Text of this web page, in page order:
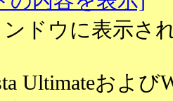
ドウに表示さ
Ultimateおよ